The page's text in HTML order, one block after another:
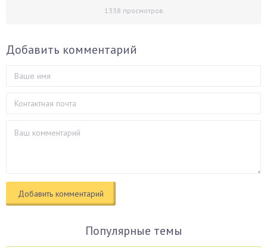
1338 просмотров
Добавить комментарий
Популярные темы